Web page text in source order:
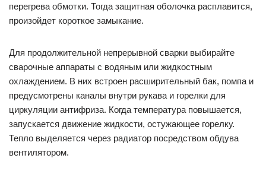
перегрева обмотки. Тогда защитная оболочка расплавится,
произойдет короткое замыкание.
Для продолжительной непрерывной сварки выбирайте
сварочные аппараты с водяным или жидкостным
охлаждением. В них встроен расширительный бак, помпа и
предусмотрены каналы внутри рукава и горелки для
циркуляции антифриза. Когда температура повышается,
запускается движение жидкости, остужающее горелку.
Тепло выделяется через радиатор посредством обдува
вентилятором.